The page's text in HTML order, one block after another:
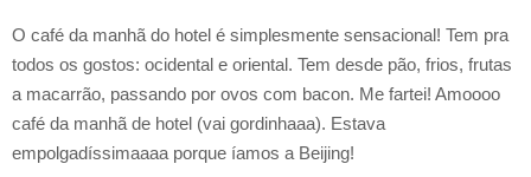
O café da manhã do hotel é simplesmente sensacional! Tem pra
todos os gostos: ocidental e oriental. Tem desde pão, frios, frutas
a macarrão, passando por ovos com bacon. Me fartei! Amoooo
café da manhã de hotel (vai gordinhaaa). Estava
empolgadíssimaaaa porque íamos a Beijing!